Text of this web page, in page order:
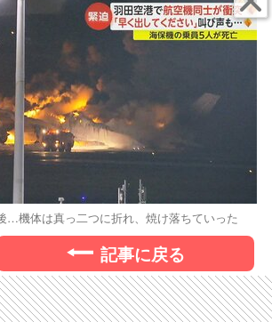
…機体は真っ二つに折れ、焼け落ちていった
記事に戻る